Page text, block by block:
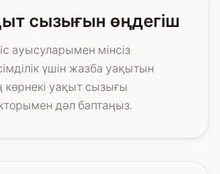
сызығын өңдегіш
ауысуларымен мінсіз
үшін жазба уақытын
көрнекі уақыт сызығы
дәл баптаңыз.